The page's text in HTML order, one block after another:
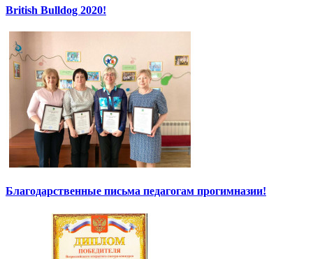
British Bulldog 2020!
Благодарственные письма педагогам прогимназии!